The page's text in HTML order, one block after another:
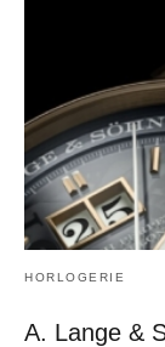
HORLOGERIE
A. Lange &